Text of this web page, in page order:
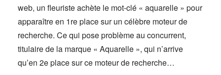
web, un fleuriste achète le mot-clé « aquarelle » pour
apparaître en 1re place sur un célèbre moteur de
recherche. Ce qui pose problème au concurrent,
titulaire de la marque « Aquarelle », qui n’arrive
qu’en 2e place sur ce moteur de recherche…